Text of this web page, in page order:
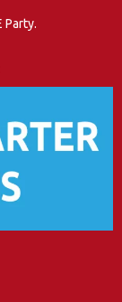
Party.